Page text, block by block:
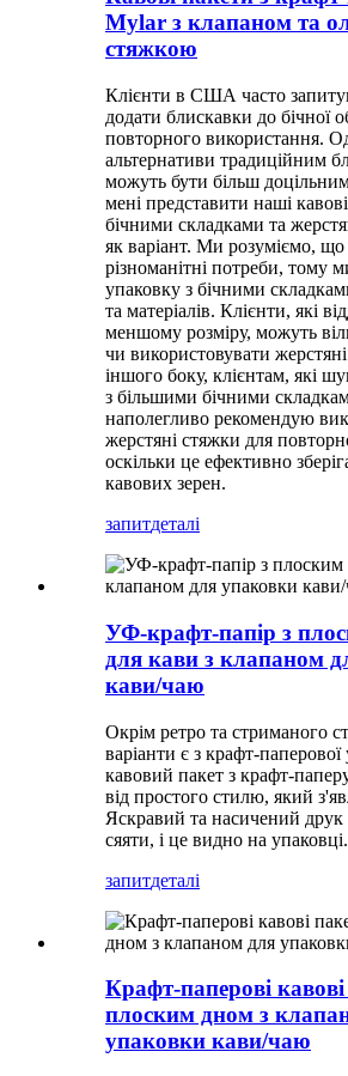
Mylar з клапаном та
стяжкою
Клієнти в США часто
додати блискавки до бічної
повторного використання.
альтернативи традиційним
можуть бути більш
мені представити наші
бічними складками та
як варіант. Ми розуміємо,
різноманітні потреби, тому
упаковку з бічними
та матеріалів. Клієнти, які
меншому розміру, можуть
чи використовувати
іншого боку, клієнтам, які
з більшими бічними
наполегливо рекомендую
жерстяні стяжки для
оскільки це ефективно
кавових зерен.
запитдеталі
УФ-крафт-папір з
для кави з клапаном
кави/чаю
Окрім ретро та стриманого
варіанти є з крафт-
кавовий пакет з крафт-паперу
від простого стилю, який
Яскравий та насичений друк
сяяти, і це видно на упаковці.
запитдеталі
Крафт-паперові
плоским дном з
упаковки кави/чаю